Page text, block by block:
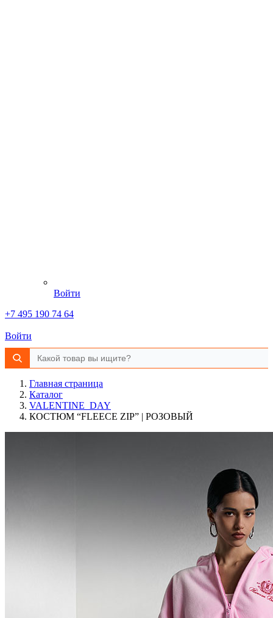
Войти
+7 495 190 74 64
Войти
Главная страница
Каталог
VALENTINE_DAY
КОСТЮМ “FLEECE ZIP” | РОЗОВЫЙ